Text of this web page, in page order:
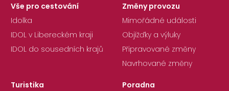
Vše pro cestování
Idolka
IDOL v Libereckém kraji
IDOL do sousedních krajů
Změny provozu
Mimořádné události
Objížďky a výluky
Připravované změny
Navrhované změny
Turistika
Poradna